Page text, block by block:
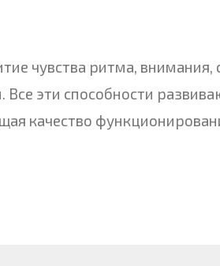
чувства ритма, внимания,
эти способности
качество